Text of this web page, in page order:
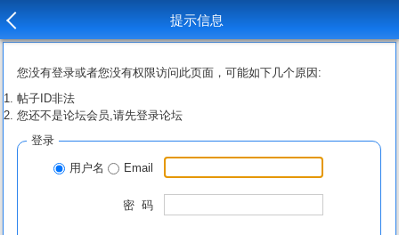
提示信息
您没有登录或者您没有权限访问此页面，可能如下几个原因:
帖子ID非法
您还不是论坛会员,请先登录论坛
登录
用户名 Email
密 码